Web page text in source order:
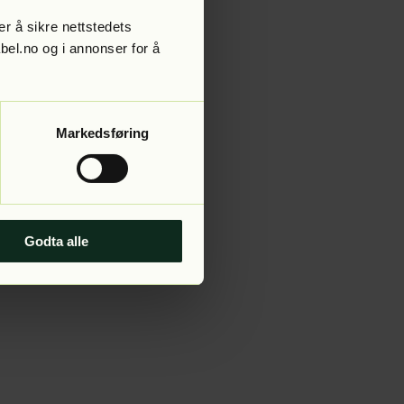
å sikre nettstedets
og i annonser for å
Markedsføring
Godta alle